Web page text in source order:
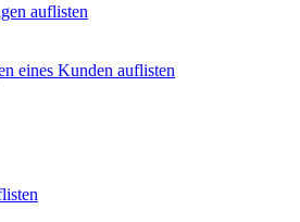
auflisten
eines Kunden auflisten